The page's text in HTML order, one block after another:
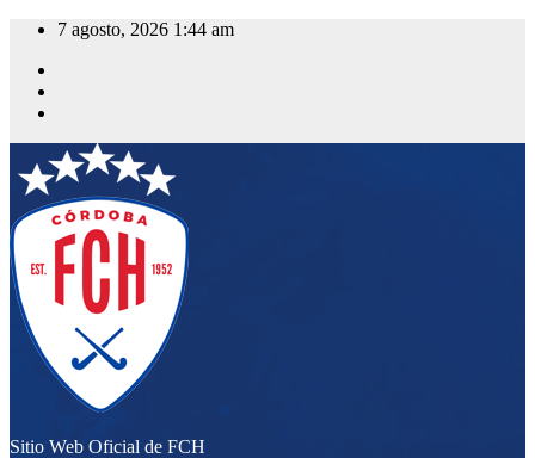
Saltar
contenido
7 agosto, 2026 1:44 am
Sitio Web Oficial de FCH